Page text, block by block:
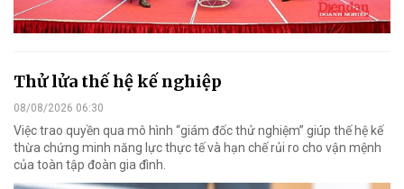
Thử lửa thế hệ kế nghiệp
08/08/2026 06:30
Việc trao quyền qua mô hình “giám đốc thử nghiệm” giúp thế hệ kế
thừa chứng minh năng lực thực tế và hạn chế rủi ro cho vận mệnh
của toàn tập đoàn gia đình.